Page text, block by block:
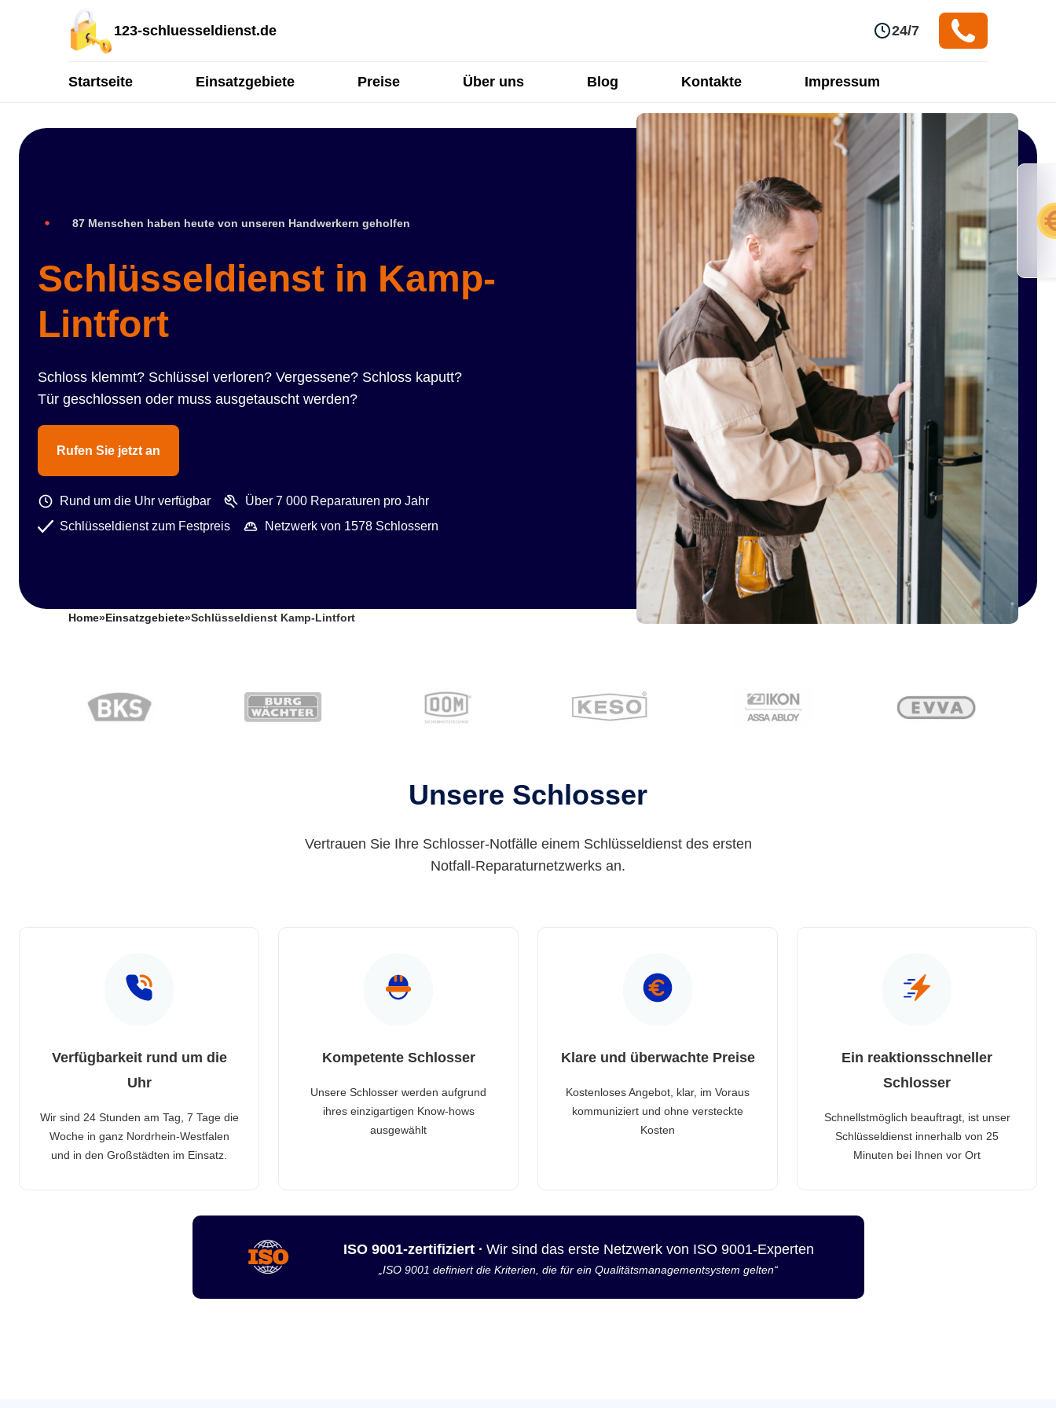
123-schluesseldienst.de 24/7
Startseite Einsatzgebiete Preise Über uns Blog Kontakte Impressum
87 Menschen haben heute von unseren Handwerkern geholfen
Schlüsseldienst in Kamp-
Lintfort
Schloss klemmt? Schlüssel verloren? Vergessene? Schloss kaputt?
Tür geschlossen oder muss ausgetauscht werden?
Rufen Sie jetzt an
Rund um die Uhr verfügbar
Über 7 000 Reparaturen pro Jahr
Schlüsseldienst zum Festpreis
Netzwerk von 1578 Schlossern
Home» Einsatzgebiete»Schlüsseldienst Kamp-Lintfort
Unsere Schlosser
Vertrauen Sie Ihre Schlosser-Notfälle einem Schlüsseldienst des ersten
Notfall-Reparaturnetzwerks an.
Verfügbarkeit rund um die
Uhr
Wir sind 24 Stunden am Tag, 7 Tage die
Woche in ganz Nordrhein-Westfalen
und in den Großstädten im Einsatz.
Kompetente Schlosser
Unsere Schlosser werden aufgrund
ihres einzigartigen Know-hows
ausgewählt
Klare und überwachte Preise
Kostenloses Angebot, klar, im Voraus
kommuniziert und ohne versteckte
Kosten
Ein reaktionsschneller
Schlosser
Schnellstmöglich beauftragt, ist unser
Schlüsseldienst innerhalb von 25
Minuten bei Ihnen vor Ort
ISO 9001-zertifiziert · Wir sind das erste Netzwerk von ISO 9001-Experten
„ISO 9001 definiert die Kriterien, die für ein Qualitätsmanagementsystem gelten“